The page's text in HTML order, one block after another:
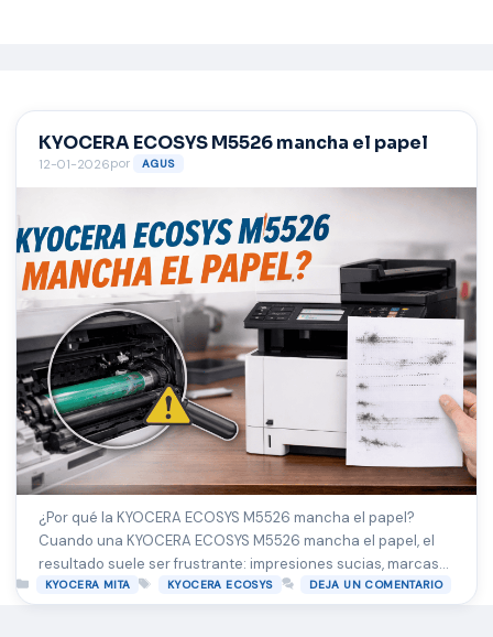
KYOCERA ECOSYS M5526 mancha el papel
12-01-2026por AGUS
¿Por qué la KYOCERA ECOSYS M5526 mancha el papel?
Cuando una KYOCERA ECOSYS M5526 mancha el papel, el
resultado suele ser frustrante: impresiones sucias, marcas
repetitivas o líneas que arruinan documentos importantes.
Este problema es relativamente común en impresoras láser
Categorías
KYOCERA MITA Etiquetas
KYOCERA ECOSYS DEJA UN COMENTARIO